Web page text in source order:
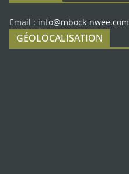
Email : info@mbock-nwee.com
GÉOLOCALISATION